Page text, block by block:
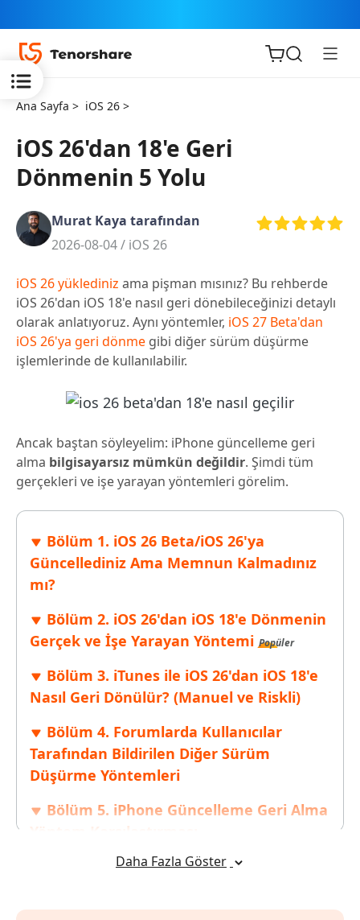
ReiBoot
PDNob
iAnyGo
Ana Sayfa > iOS 26 >
iOS 26'dan 18'e Geri
Dönmenin 5 Yolu
Murat Kaya tarafından
2026-08-04 / iOS 26
iOS 26 yüklediniz ama pişman mısınız? Bu rehberde
iOS 26'dan iOS 18'e nasıl geri dönebileceğinizi detaylı
olarak anlatıyoruz. Aynı yöntemler, iOS 27 Beta'dan
iOS 26'ya geri dönme gibi diğer sürüm düşürme
işlemlerinde de kullanılabilir.
Ancak baştan söyleyelim: iPhone güncelleme geri
alma bilgisayarsız mümkün değildir. Şimdi tüm
gerçekleri ve işe yarayan yöntemleri görelim.
Bölüm 1. iOS 26 Beta/iOS 26'ya
Güncellediniz Ama Memnun Kalmadınız
mı?
Bölüm 2. iOS 26'dan iOS 18'e Dönmenin
Gerçek ve İşe Yarayan Yöntemi Popüler
Bölüm 3. iTunes ile iOS 26'dan iOS 18'e
Nasıl Geri Dönülür? (Manuel ve Riskli)
Bölüm 4. Forumlarda Kullanıcılar
Tarafından Bildirilen Diğer Sürüm
Düşürme Yöntemleri
Bölüm 5. iPhone Güncelleme Geri Alma
Yöntem Karşılaştırması
Bölüm 6. iOS 26'dan 18'e Nasıl Geçilir
Daha Fazla Göster